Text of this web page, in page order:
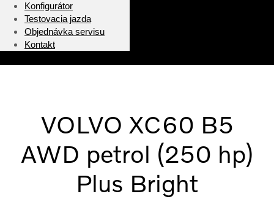
Konfigurátor
Testovacia jazda
Objednávka servisu
Kontakt
VOLVO XC60 B5
AWD petrol (250 hp)
Plus Bright